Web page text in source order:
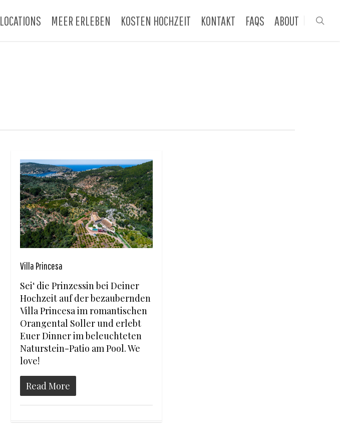
LOCATIONS MEER ERLEBEN KOSTEN HOCHZEIT KONTAKT FAQS ABOUT
Villa Princesa
Sei‘ die Prinzessin bei Deiner
Hochzeit auf der bezaubernden
Villa Princesa im romantischen
Orangental Soller und erlebt
Euer Dinner im beleuchteten
Naturstein-Patio am Pool. We
love!
Read More